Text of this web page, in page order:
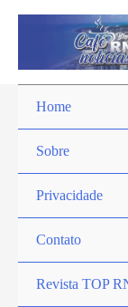
Home
Sobre
Privacidade
Contato
Revista TOP